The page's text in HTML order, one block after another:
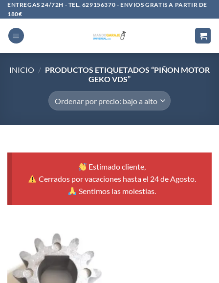
Saltar
al
contenido
ENTREGAS 24/72H - TEL. 629156370 - ENVIOS GRATIS A PARTIR DE
180€
INICIO / PRODUCTOS ETIQUETADOS “PIÑON MOTOR
GEKO VDS”
Estimado cliente,
Cerrados por vacaciones hasta el 24 de Agosto.
Sentimos las molestias.